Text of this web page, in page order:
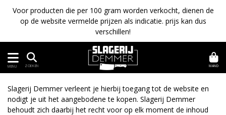
Voor producten die per 100 gram worden verkocht, dienen de
op de website vermelde prijzen als indicatie. prijs kan dus
verschillen!
MENU ZOEKEN MAND
Slagerij Demmer verleent je hierbij toegang tot de website en
nodigt je uit het aangebodene te kopen. Slagerij Demmer
behoudt zich daarbij het recht voor op elk moment de inhoud